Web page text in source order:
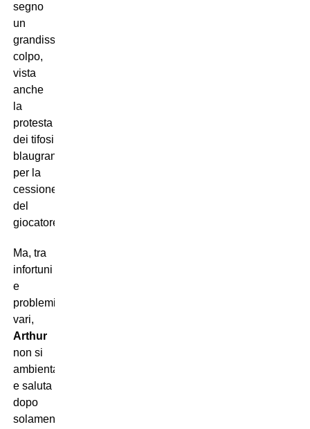
segno
un
grandissimo
colpo,
vista
anche
la
protesta
dei tifosi
blaugrana
per la
cessione
del
giocatore.
Ma, tra
infortuni
e
problemi
vari,
Arthur
non si
ambienta
e saluta
dopo
solamente